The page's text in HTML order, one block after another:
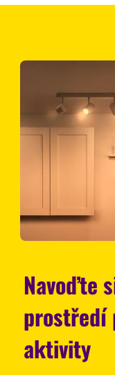
Navoďte
prostředí
aktivity